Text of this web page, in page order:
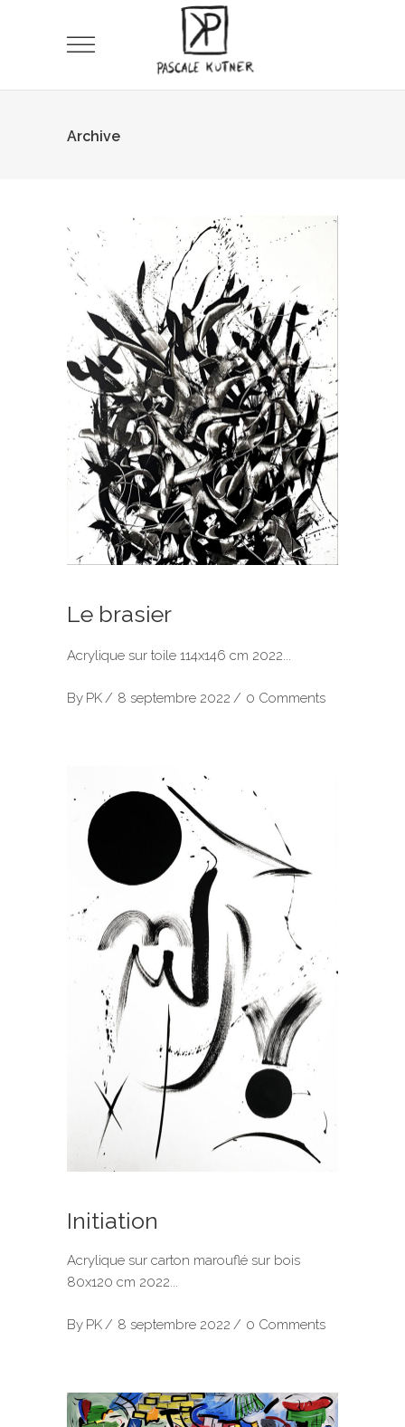
Archive
Le brasier
Acrylique sur toile 114x146 cm 2022
By PK 8 septembre 2022 0 Comments
Initiation
Acrylique sur carton marouflé sur bois
80x120 cm 2022
By PK 8 septembre 2022 0 Comments